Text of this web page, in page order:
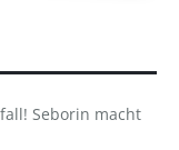
Seborin macht